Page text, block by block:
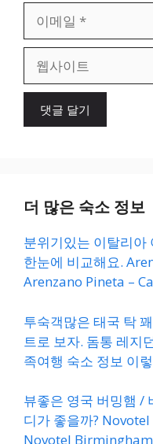
일
이
더 많은 숙소 정보
분위기있는 이탈리아
한눈에 비교해요.
Arenzano Pineta –
투숙객많은 태국 탁
트로 보자. 돔통 레지
족여행 숙소 정보 이
뷰좋은 영국 버밍햄 /
디가 좋을까?
Novotel